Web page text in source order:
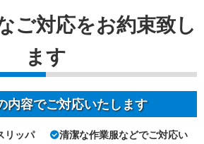
ご対応をお約束致し
ます
内容でご対応いたします
リッパ
清潔な作業服などでご対応い